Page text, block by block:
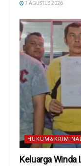
7 AGUSTUS 2026
Keluarga Winda